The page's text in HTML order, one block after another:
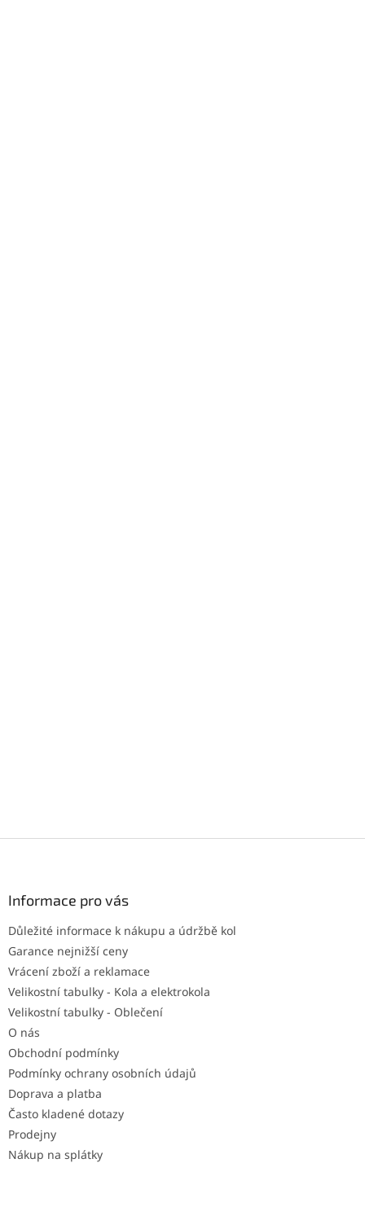
Informace pro vás
Důležité informace k nákupu a údržbě kol
Garance nejnižší ceny
Vrácení zboží a reklamace
Velikostní tabulky - Kola a elektrokola
Velikostní tabulky - Oblečení
O nás
Obchodní podmínky
Podmínky ochrany osobních údajů
Doprava a platba
Často kladené dotazy
Prodejny
Nákup na splátky